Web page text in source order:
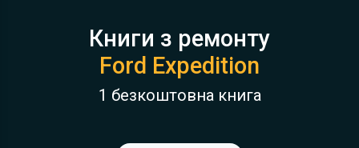
Книги з ремонту
Ford Expedition
1 безкоштовна книга